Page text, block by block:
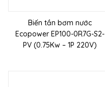
Biến tần bơm nước
Ecopower EP100-0R7G-S2-
PV (0.75Kw – 1P 220V)